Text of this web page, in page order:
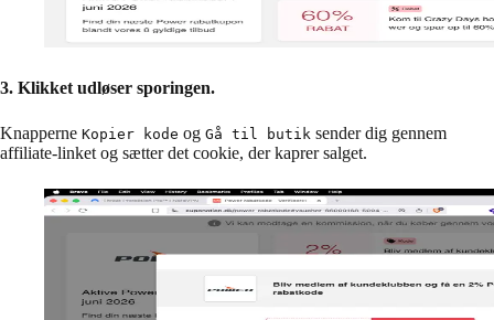
3. Klikket udløser sporingen.
Knapperne Kopier kode og Gå til butik sender dig gennem
affiliate-linket og sætter det cookie, der kaprer salget.